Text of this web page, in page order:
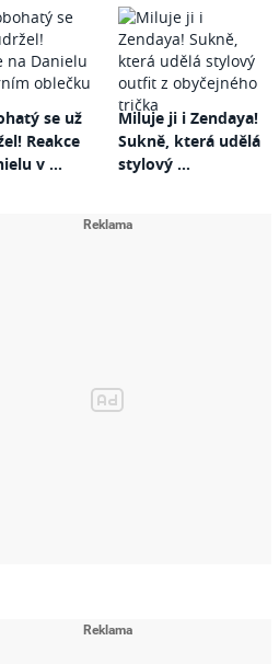
se už
Reakce
v ...
Miluje ji i Zendaya!
Sukně, která udělá
stylový ...